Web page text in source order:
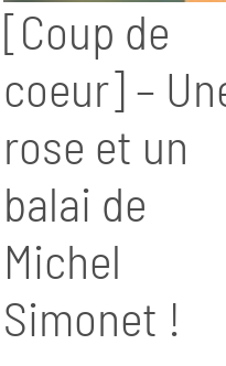
[Coup de
coeur] –
rose et un
balai de
Michel
Simonet !